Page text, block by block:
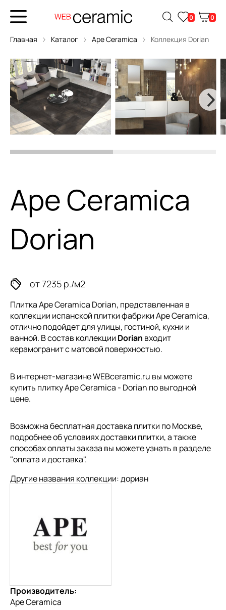
0 0
Главная Каталог Ape Ceramica Коллекция Dorian
Ape Ceramica
Dorian
от 7235 р./м2
Плитка Ape Ceramica Dorian, представленная в
коллекции испанской плиткифабрики Ape Ceramica,
отлично подойдет для улицы, гостиной, кухни и
ванной. В состав коллекции Dorian входит
керамогранит с матовой поверхностью.
В интернет-магазине WEBceramic.ru вы можете
купить плитку Ape Ceramica - Dorian по выгодной
цене.
Возможна бесплатная доставка плитки по Москве,
подробнее об условиях доставки плитки, а также
способах оплаты заказа вы можете узнать в разделе
"оплата и доставка".
Другие названия коллекции: дориан
Производитель:
Ape Ceramica